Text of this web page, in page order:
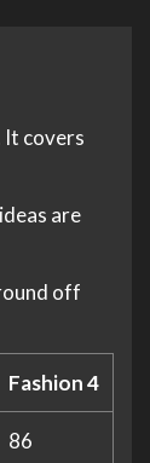
It covers
are
off
Fashion 4
86